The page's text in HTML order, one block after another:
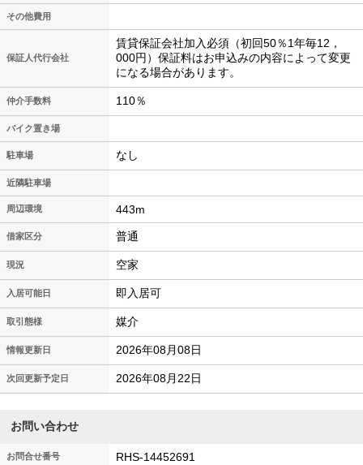
その他費用
保証人代行会社
賃貸保証会社加入必須（初回50％1年毎12，
000円）保証料はお申込みの内容によって変更
になる場合があります。
仲介手数料 110％
バイク置き場
駐車場 なし
近隣駐車場
周辺環境 443m
借家区分 普通
現況 空家
入居可能日 即入居可
取引態様 媒介
情報更新日 2026年08月08日
次回更新予定日 2026年08月22日
お問い合わせ
お問合せ番号 RHS-14452691